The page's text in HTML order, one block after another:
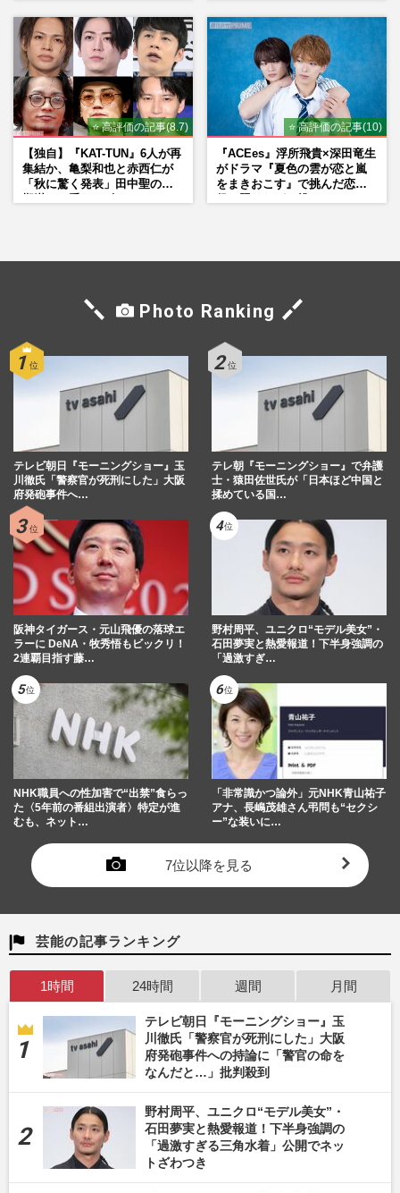
⭐ 高評価の記事(8.7)
【独自】『KAT-TUN』6人が再
集結か、亀梨和也と赤西仁が
「秋に驚く発表」田中聖の刑
⭐ 高評価の記事(10)
『ACEes』浮所飛貴×深田竜生
がドラマ『夏色の雲が恋と嵐
をまきおこす』で挑んだ恋人
Photo Ranking
テレビ朝日『モーニングショー』玉
川徹氏「警察官が死刑にした」大阪
府発砲事件へ…
テレ朝『モーニングショー』で弁護
士・猿田佐世氏が「日本ほど中国と
揉めている国…
阪神タイガース・元山飛優の落球エ
ラーに DeNA・牧秀悟もビックリ！
2連覇目指す藤…
野村周平、ユニクロ“モデル美女”・
石田夢実と熱愛報道！下半身強調の
「過激すぎ…
NHK職員への性加害で“出禁”食らっ
た〈5年前の番組出演者〉特定が進
むも、ネット…
「非常識かつ論外」元NHK青山祐子
アナ、長嶋茂雄さん弔問も“セクシ
ー”な装いに…
7位以降を見る
芸能の記事ランキング
1時間 24時間 週間 月間
テレビ朝日『モーニングショー』玉
川徹氏「警察官が死刑にした」大阪
府発砲事件への持論に「警官の命を
なんだと…」批判殺到
野村周平、ユニクロ“モデル美女”・
石田夢実と熱愛報道！下半身強調の
「過激すぎる三角水着」公開でネッ
トざわつき